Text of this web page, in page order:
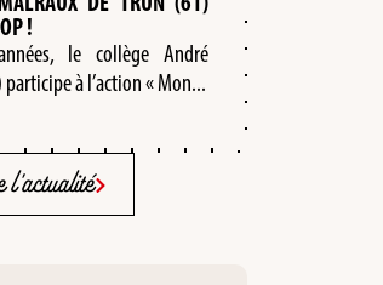
!
le collège André
à l’action « Mon...